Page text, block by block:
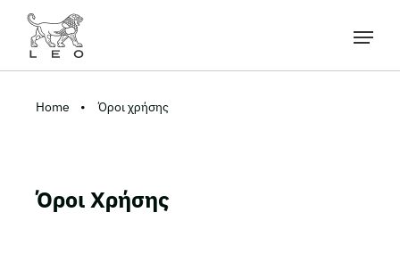
Home Όροι χρήσης
Όροι Χρήσης